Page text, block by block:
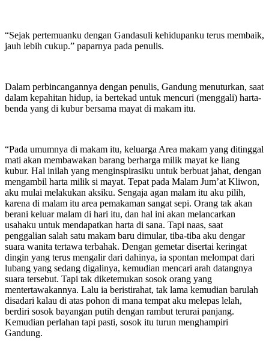
“Sejak pertemuanku dengan Gandasuli kehidupanku terus membaik,
jauh lebih cukup.” paparnya pada penulis.
Dalam perbincangannya dengan penulis, Gandung menuturkan, saat
dalam kepahitan hidup, ia bertekad untuk mencuri (menggali) harta-
benda yang di kubur bersama mayat di makam itu.
“Pada umumnya di makam itu, keluarga Area makam yang ditinggal
mati akan membawakan barang berharga milik mayat ke liang
kubur. Hal inilah yang menginspirasiku untuk berbuat jahat, dengan
mengambil harta milik si mayat. Tepat pada Malam Jum’at Kliwon,
aku mulai melakukan aksiku. Sengaja agan malam itu aku pilih,
karena di malam itu area pemakaman sangat sepi. Orang tak akan
berani keluar malam di hari itu, dan hal ini akan melancarkan
usahaku untuk mendapatkan harta di sana. Tapi naas, saat
penggalian salah satu makam baru dimular, tiba-tiba aku dengar
suara wanita tertawa terbahak. Dengan gemetar disertai keringat
dingin yang terus mengalir dari dahinya, ia spontan melompat dari
lubang yang sedang digalinya, kemudian mencari arah datangnya
suara tersebut. Tapi tak diketemukan sosok orang yang
mentertawakannya. Lalu ia beristirahat, tak lama kemudian barulah
disadari kalau di atas pohon di mana tempat aku melepas lelah,
berdiri sosok bayangan putih dengan rambut terurai panjang.
Kemudian perlahan tapi pasti, sosok itu turun menghampiri
Gandung.